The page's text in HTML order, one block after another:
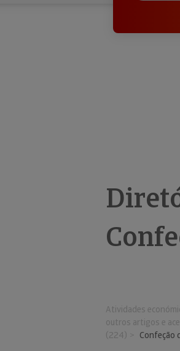
Atividades
outros artigos e
(224)
Confeção